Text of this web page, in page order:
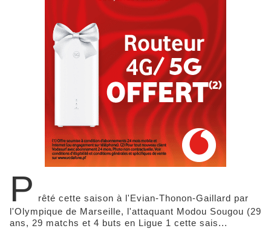
P
rêté cette saison à l'Evian-Thonon-Gaillard par
l'Olympique de Marseille, l'attaquant Modou Sougou (29
ans, 29 matchs et 4 buts en Ligue 1 cette sais...